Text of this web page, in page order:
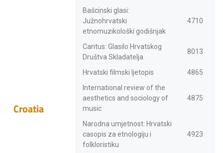
Croatia
Bašcinski glasi:
Južnohrvatski
etnomuzikološki godišnjak
4710
Cantus: Glasilo Hrvatskog
Društva Skladatelja
8013
Hrvatski filmski ljetopis
4865
International review of the
aesthetics and sociology of
music
4875
Narodna umjetnost: Hrvatski
casopis za etnologiju i
folkloristiku
4923